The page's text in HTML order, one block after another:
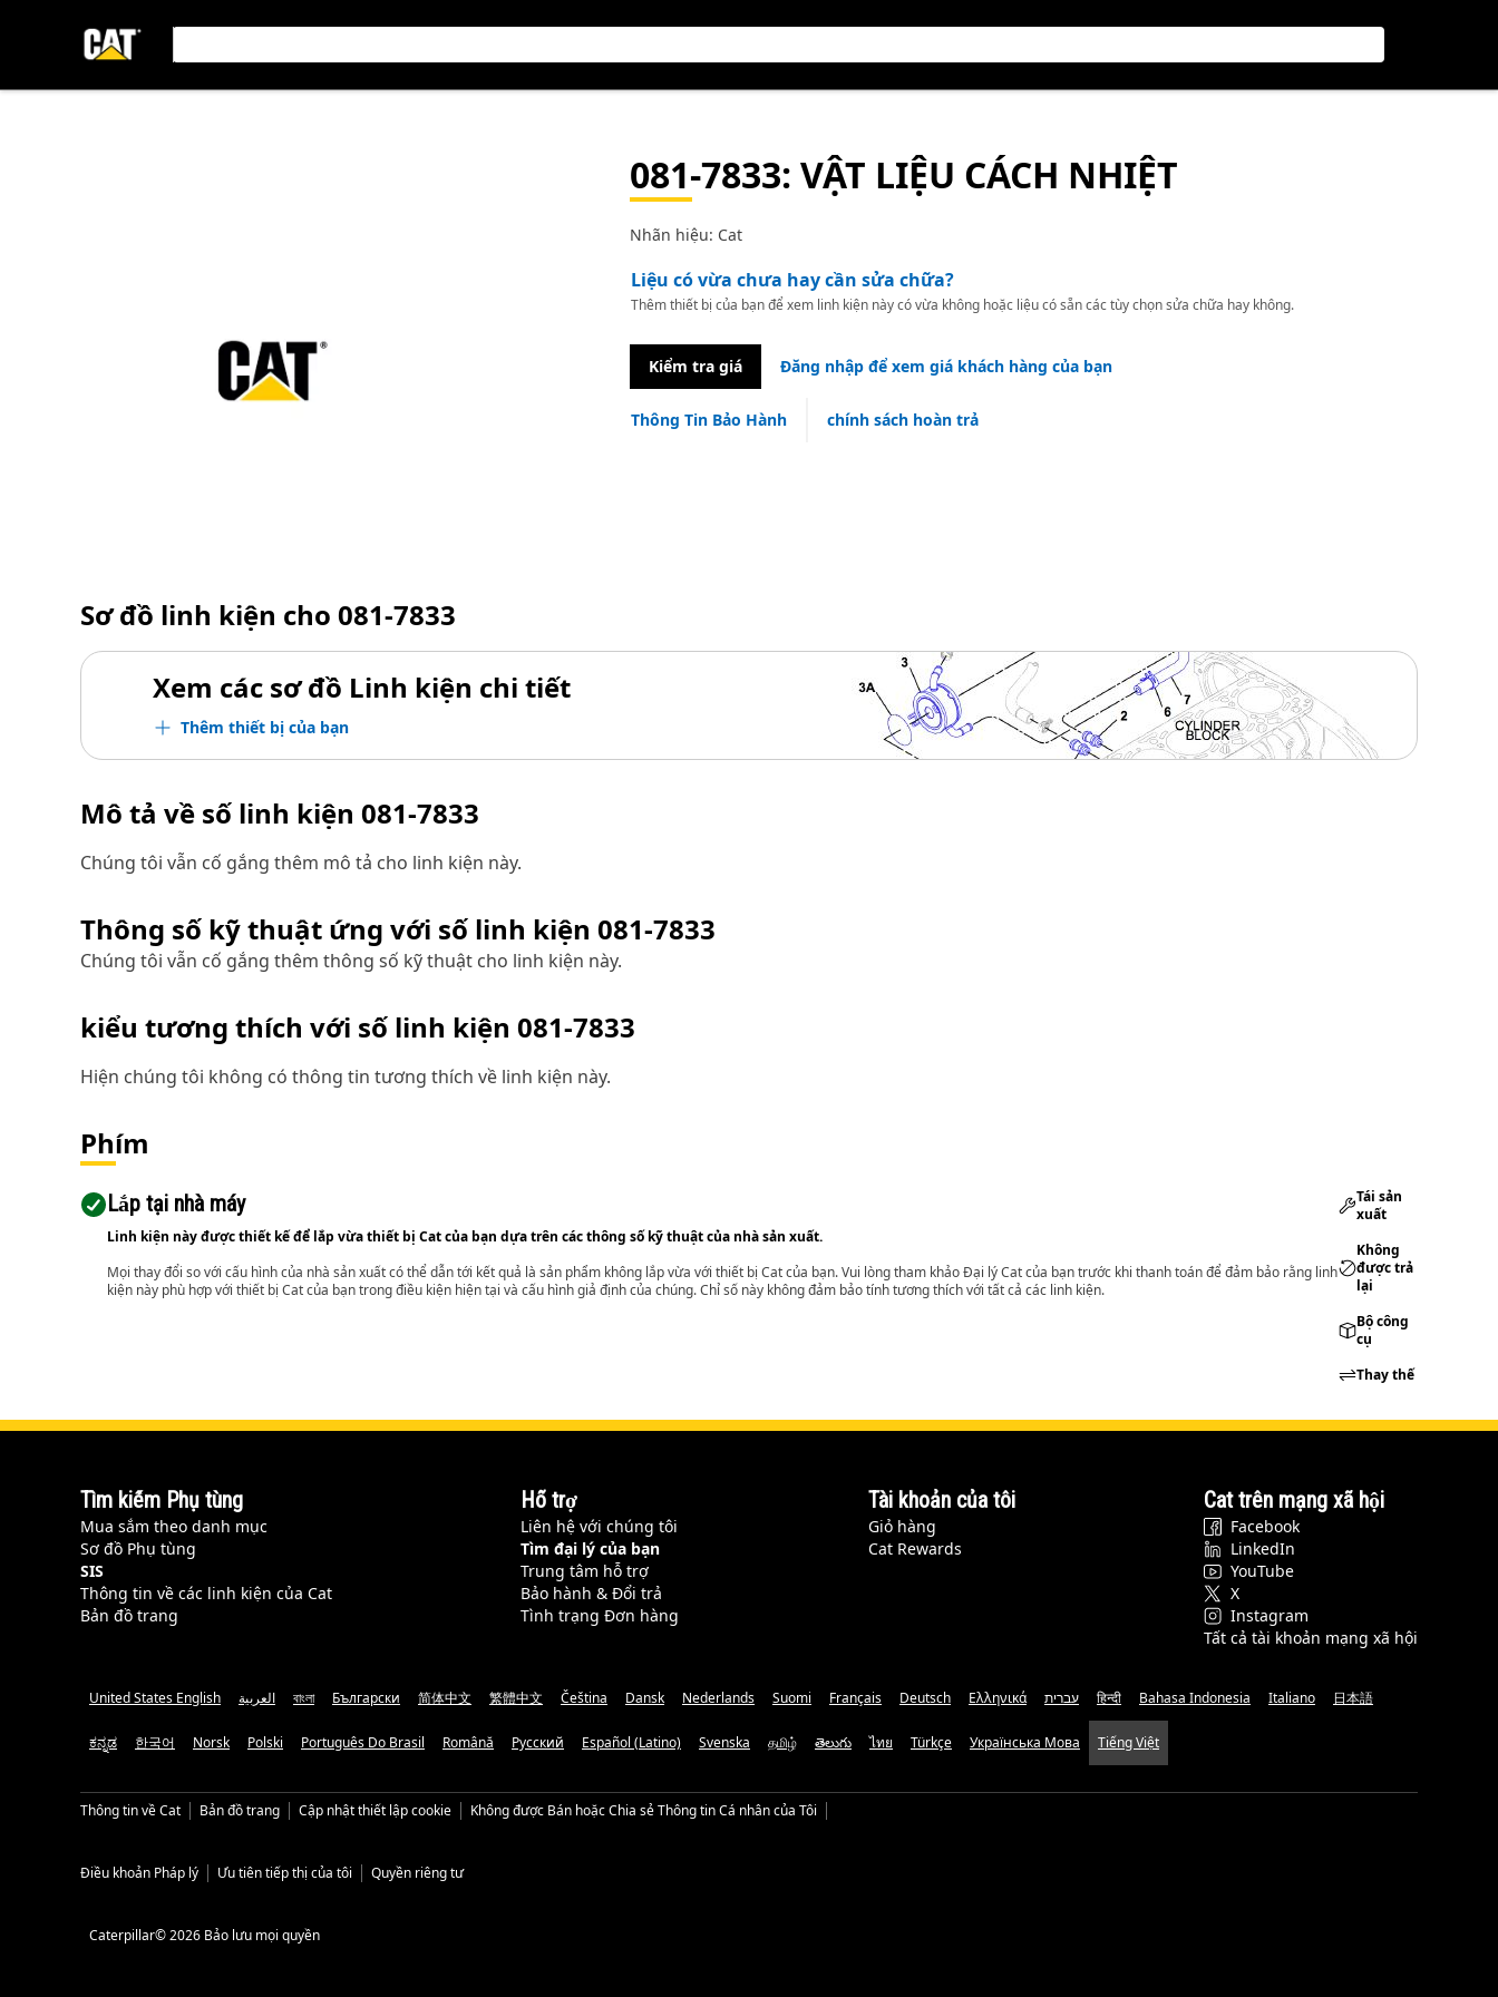
081-7833: VẬT LIỆU CÁCH NHIỆT
Nhãn hiệu: Cat
Liệu có vừa chưa hay cần sửa chữa?
Thêm thiết bị của bạn để xem linh kiện này có vừa không hoặc liệu có sẵn các tùy chọn sửa chữa hay không.
Kiểm tra giá Đăng nhập để xem giá khách hàng của bạn
Thông Tin Bảo Hành chính sách hoàn trả
Sơ đồ linh kiện cho 081-7833
Xem các sơ đồ Linh kiện chi tiết
Thêm thiết bị của bạn
Mô tả về số linh kiện 081-7833
Chúng tôi vẫn cố gắng thêm mô tả cho linh kiện này.
Thông số kỹ thuật ứng với số linh kiện 081-7833
Chúng tôi vẫn cố gắng thêm thông số kỹ thuật cho linh kiện này.
kiểu tương thích với số linh kiện 081-7833
Hiện chúng tôi không có thông tin tương thích về linh kiện này.
Phím
Lắp tại nhà máy
Linh kiện này được thiết kế để lắp vừa thiết bị Cat của bạn dựa trên các thông số kỹ thuật của nhà sản xuất.
Mọi thay đổi so với cấu hình của nhà sản xuất có thể dẫn tới kết quả là sản phẩm không lắp vừa với thiết bị Cat của bạn. Vui lòng tham khảo Đại lý Cat của bạn trước khi thanh toán để đảm bảo rằng linh
kiện này phù hợp với thiết bị Cat của bạn trong điều kiện hiện tại và cấu hình giả định của chúng. Chỉ số này không đảm bảo tính tương thích với tất cả các linh kiện.
Tái sản
xuất
Không
được trả
lại
Bộ công
cụ
Thay thế
Tìm kiếm Phụ tùng
Mua sắm theo danh mục
Sơ đồ Phụ tùng
SIS
Thông tin về các linh kiện của Cat
Bản đồ trang
Hỗ trợ
Liên hệ với chúng tôi
Tìm đại lý của bạn
Trung tâm hỗ trợ
Bảo hành & Đổi trả
Tình trạng Đơn hàng
Tài khoản của tôi
Giỏ hàng
Cat Rewards
Cat trên mạng xã hội
Facebook
LinkedIn
YouTube
X
Instagram
Tất cả tài khoản mạng xã hội
United States English العربية বাংলা Български 简体中文 繁體中文 Čeština Dansk Nederlands Suomi Français Deutsch Ελληνικά עברית हिन्दी Bahasa Indonesia Italiano 日本語
ಕನ್ನಡ 한국어 Norsk Polski Português Do Brasil Română Русский Español (Latino) Svenska தமிழ் తెలుగు ไทย Türkçe Українська Мова Tiếng Việt
Thông tin về Cat Bản đồ trang Cập nhật thiết lập cookie Không được Bán hoặc Chia sẻ Thông tin Cá nhân của Tôi
Điều khoản Pháp lý Ưu tiên tiếp thị của tôi Quyền riêng tư
Caterpillar© 2026 Bảo lưu mọi quyền